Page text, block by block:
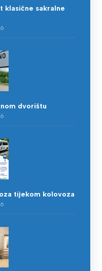
klasične sakralne
dvorištu
tijekom kolovoza